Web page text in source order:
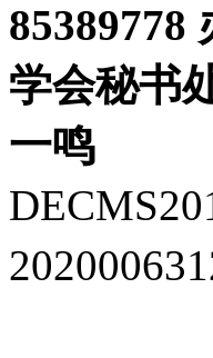
85389778
学会秘书
一鸣